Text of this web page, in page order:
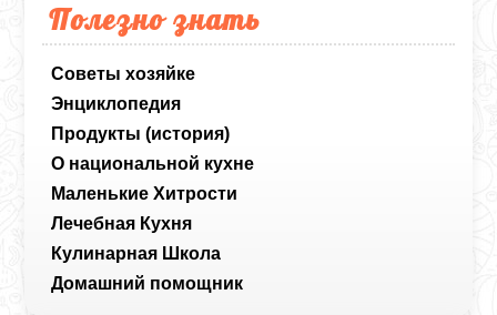
Полезно знать
Советы хозяйке
Энциклопедия
Продукты (история)
О национальной кухне
Маленькие Хитрости
Лечебная Кухня
Кулинарная Школа
Домашний помощник